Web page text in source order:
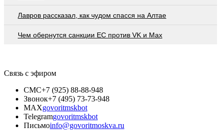
Лавров рассказал, как чудом спасся на Алтае
Чем обернутся санкции ЕС против VK и Max
Связь с эфиром
СМС+7 (925) 88-88-948
Звонок+7 (495) 73-73-948
MAXgovoritmskbot
Telegramgovoritmskbot
Письмоinfo@govoritmoskva.ru